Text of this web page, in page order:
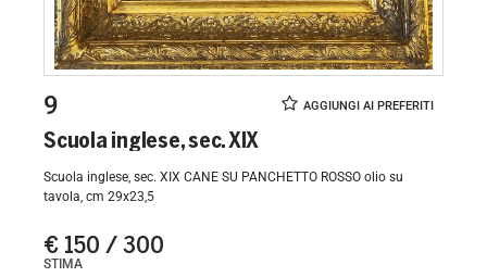
9
Scuola inglese, sec. XIX
Scuola inglese, sec. XIX CANE SU PANCHETTO ROSSO olio su
tavola, cm 29x23,5
€ 150 / 300
STIMA